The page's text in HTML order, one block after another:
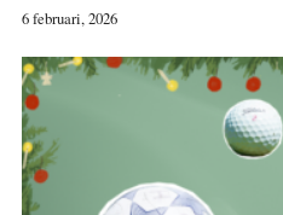
6 februari, 2026